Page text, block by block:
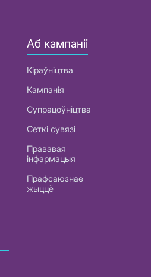
Аб кампаніі
Кіраўніцтва
Кампанія
Супрацоўніцтва
Сеткі сувязі
Прававая
інфармацыя
Прафсаюзнае
жыццё